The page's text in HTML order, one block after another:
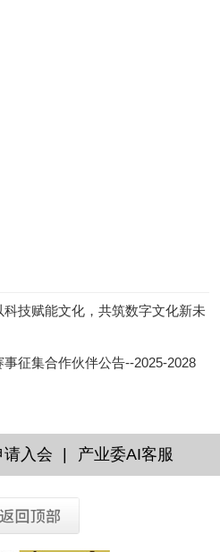
技赋能文化，共筑数字文化新未
征集合作伙伴公告--2025-2028
请入会 | 产业委AI客服